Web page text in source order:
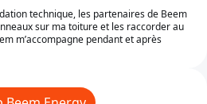
technique, les partenaires de Beem
sur ma toiture et les raccorder au
m’accompagne pendant et après